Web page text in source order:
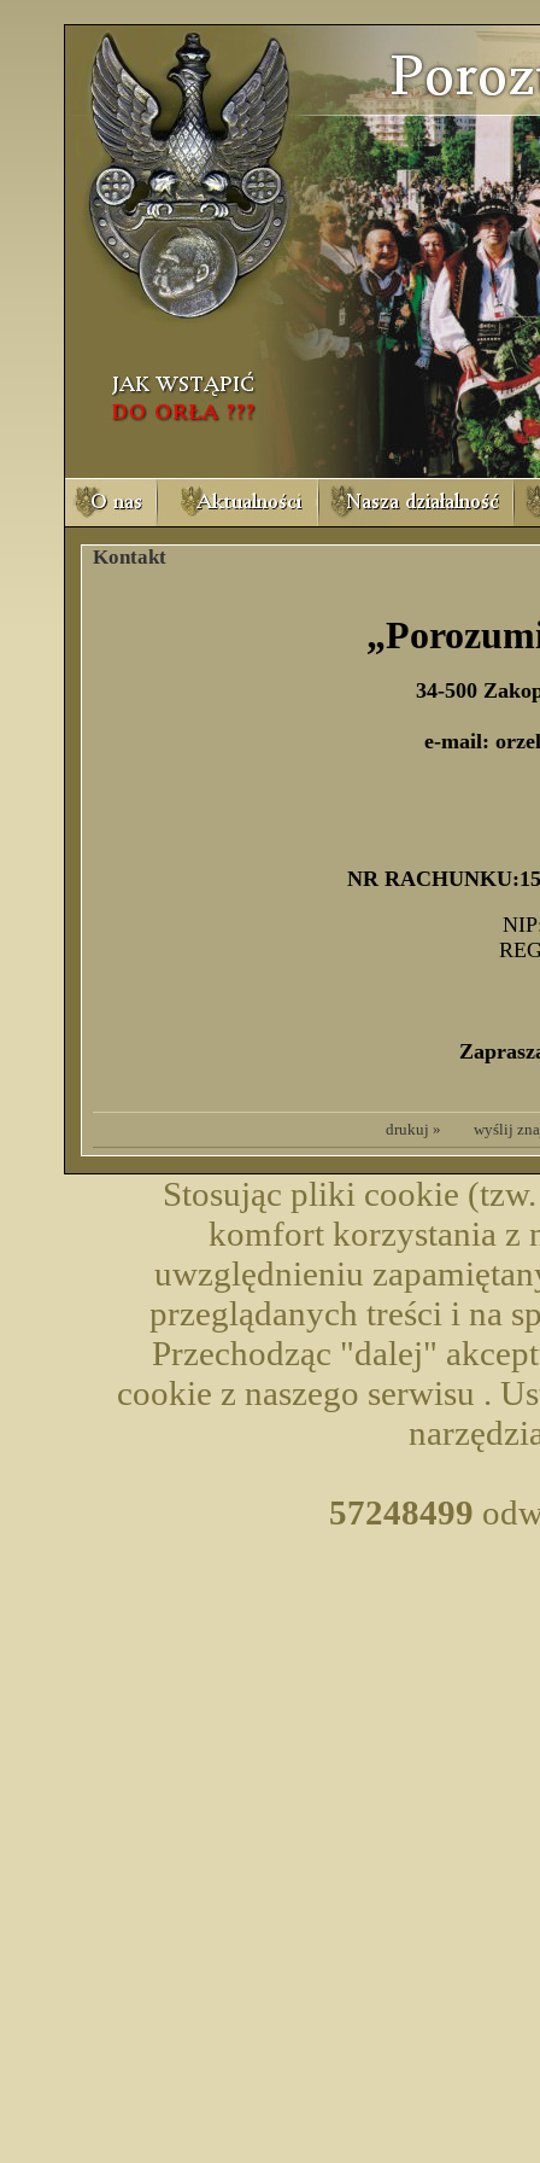
Kontakt
34-500
e-mail:
NR RACHUNKU:15
drukuj » wyślij
Stosując pliki cookie
komfort korzystania z
uwzględnieniu
przeglądanych treści i na
Przechodząc "dalej"
cookie z naszego serwisu .
57248499